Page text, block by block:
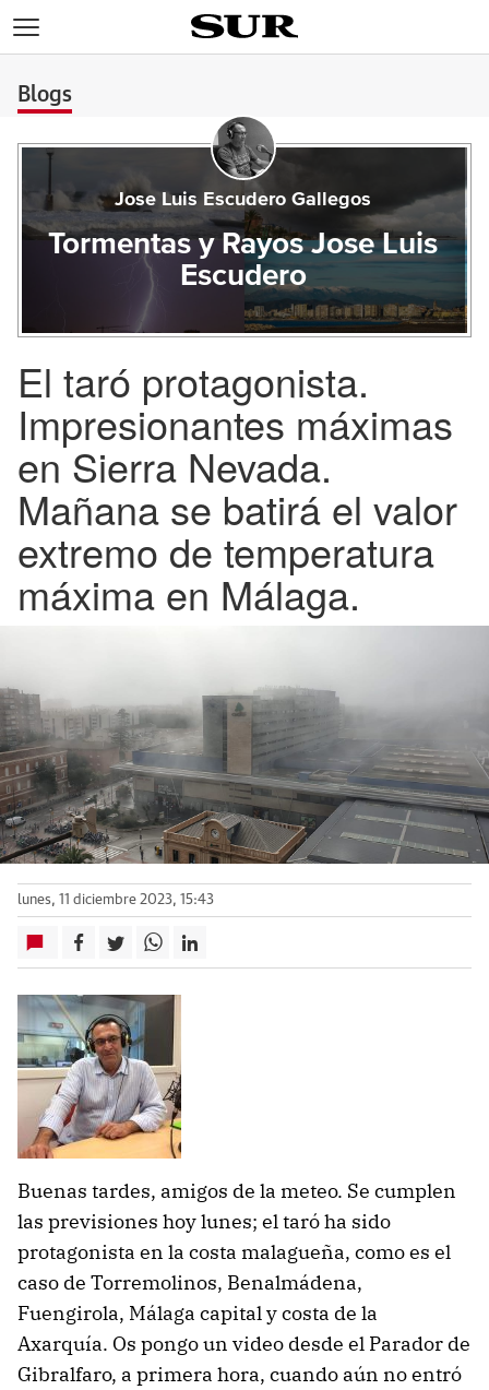
Blogs
Jose Luis Escudero Gallegos
Tormentas y Rayos Jose Luis
Escudero
El taró protagonista.
Impresionantes máximas
en Sierra Nevada.
Mañana se batirá el valor
extremo de temperatura
máxima en Málaga.
lunes, 11 diciembre 2023, 15:43
Buenas tardes, amigos de la meteo. Se cumplen
las previsiones hoy lunes; el taró ha sido
protagonista en la costa malagueña, como es el
caso de Torremolinos, Benalmádena,
Fuengirola, Málaga capital y costa de la
Axarquía. Os pongo un video desde el Parador de
Gibralfaro, a primera hora, cuando aún no entró